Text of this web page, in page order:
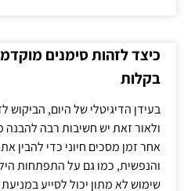
כיצד לזהות סימנים
בקלות
בעידן הדיגיטלי של היום,
ולאור זאת יש חשיבות רבה
אחר זמן מסכים חיוני כדי להבין
והנפשית, כמו גם על התפתחות
שימוש לא מתון יכול לסייע